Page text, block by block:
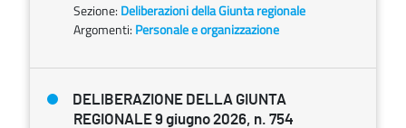
Sezione: Deliberazioni della Giunta regionale
Argomenti: Personale e organizzazione
DELIBERAZIONE DELLA GIUNTA
REGIONALE 9 giugno 2026, n. 754